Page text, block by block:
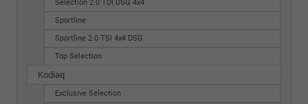
Selection 2.0 TDI DSG 4x4
Sportline
Sportline 2.0 TSI 4x4 DSG
Top Selection
Kodiaq
Exclusive Selection